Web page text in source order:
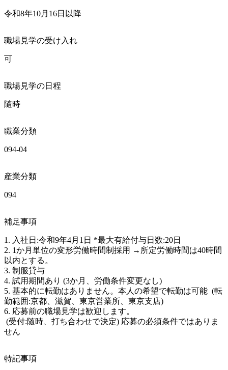
令和8年10月16日以降
職場見学の受け入れ
可
職場見学の日程
隨時
職業分類
094-04
産業分類
094
補足事項
1. 入社日:令和9年4月1日 *最大有給付与日数:20日
2. 1か月単位の変形労働時間制採用 →所定労働時間は40時間
以内とする。
3. 制服貸与
4. 試用期間あり (3か月、労働条件変更なし)
5. 基本的に転勤はありません。本人の希望で転勤は可能  (転
勤範囲:京都、滋賀、東京営業所、東京支店)
6. 応募前の職場見学は歓迎します。
せん
特記事項